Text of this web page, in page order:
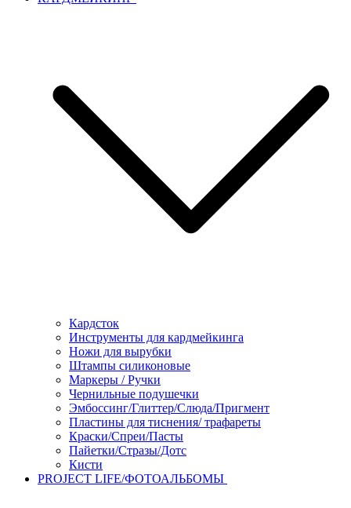
Кардсток
Инструменты для кардмейкинга
Ножи для вырубки
Штампы силиконовые
Маркеры / Ручки
Чернильные подушечки
Эмбоссинг/Глиттер/Слюда/Пригмент
Пластины для тиснения/ трафареты
Краски/Спреи/Пасты
Пайетки/Стразы/Дотс
Кисти
PROJECT LIFE/ФОТОАЛЬБОМЫ